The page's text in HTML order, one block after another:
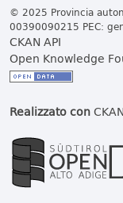
© 2025 Provincia
00390090215 PEC:
CKAN API
Open Knowledge
Realizzato conCKAN